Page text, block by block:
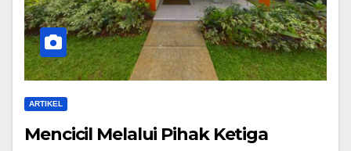
ARTIKEL
Mencicil Melalui Pihak Ketiga